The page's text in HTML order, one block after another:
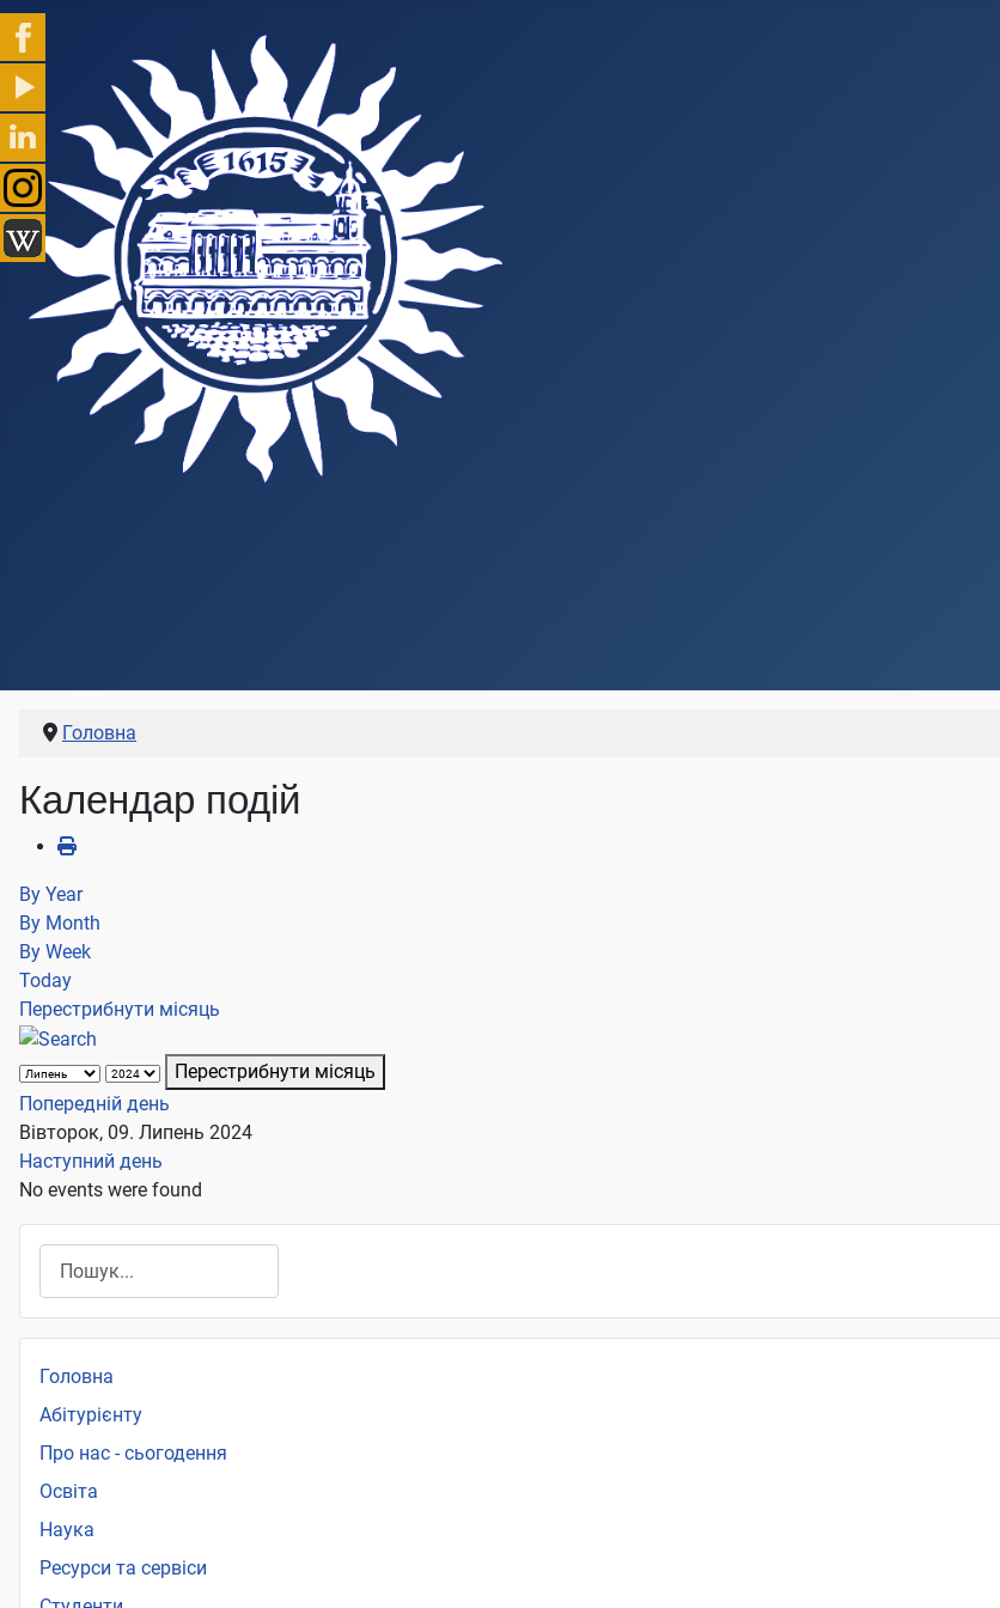
Головна
Календар подій
By Year
By Month
By Week
Today
Перестрибнути місяць
Перестрибнути місяць
Попередній день
Вівторок, 09. Липень 2024
Наступний день
No events were found
Головна
Абітурієнту
Про нас - сьогодення
Освіта
Наука
Ресурси та сервіси